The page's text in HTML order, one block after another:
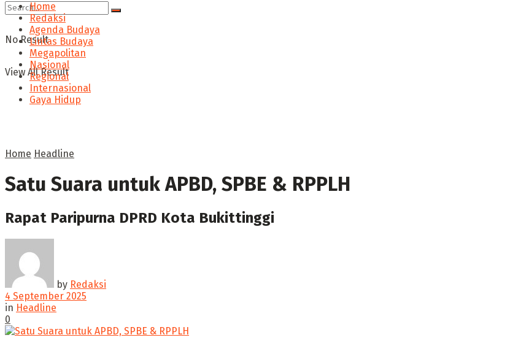
No Result
View All Result
Home
Redaksi
Agenda Budaya
Lintas Budaya
Megapolitan
Nasional
Regional
Internasional
Gaya Hidup
Home Headline
Satu Suara untuk APBD, SPBE & RPPLH
Rapat Paripurna DPRD Kota Bukittinggi
by Redaksi
4 September 2025
in Headline
0